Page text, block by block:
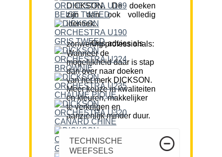
DICKSON. De doeken
zijn dan ook volledig
identiek.
Ons advies als zonwering professionals:
Wanneer de
mogelijkheid daar is stap
dan over naar doeken
van het merk DICKSON.
Meer keuze in kwaliteiten
en kleuren, makkelijker
te verkrijgen en
aanzienlijk minder duur.
TECHNISCHE
WEEFSELS